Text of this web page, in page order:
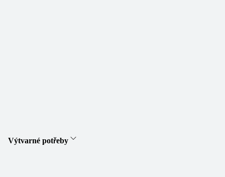
Výtvarné potřeby